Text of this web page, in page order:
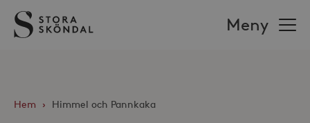
Stora
Sköndal
Meny
Hem › Himmel och Pannkaka